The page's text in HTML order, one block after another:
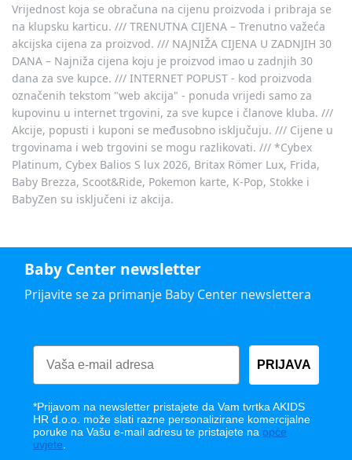
Vrijednost koja se obračuna na cijenu proizvoda i pribraja se
na klupsku karticu. /// TRENUTNA CIJENA – Trenutno važeća
akcijska cijena za proizvod. /// NAJNIŽA CIJENA U ZADNJIH 30
DANA – Najniža cijena koju je proizvod imao u zadnjih 30
dana za sve kupce. /// INTERNET POPUST - kod proizvoda
označenih tekstom "web akcija" - ponuda vrijedi samo za
kupovinu u internet trgovini, za sve kupce i članove kluba. ///
Akcije, popusti i kuponi se međusobno isključuju. /// Cijene u
trgovinama i web trgovini se mogu razlikovati. /// *Cybex
Platinum, Cybex Balios S lux 2026, Britax Römer Lux, Frida,
Baby Brezza, Scoot&Ride, Pokemon karte, K-Pop, Stokke i
BabyZen su isključeni iz akcija.
Baby Center newsletter
Prijavite se za primanje Baby Center newslettera
PRIJAVA
*Prijavom na newsletter pristajete da Vam tvrtka AKIDS
HR d.o.o. može slati razne personalizirane komercijalne
poruke na Vašu e-mail adresu te pristajete na opće
uvjete